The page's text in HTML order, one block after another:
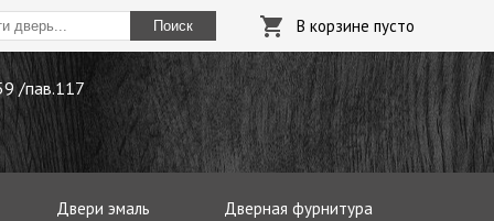
Поиск В корзине пусто
/пав.117
Двери эмаль Дверная фурнитура